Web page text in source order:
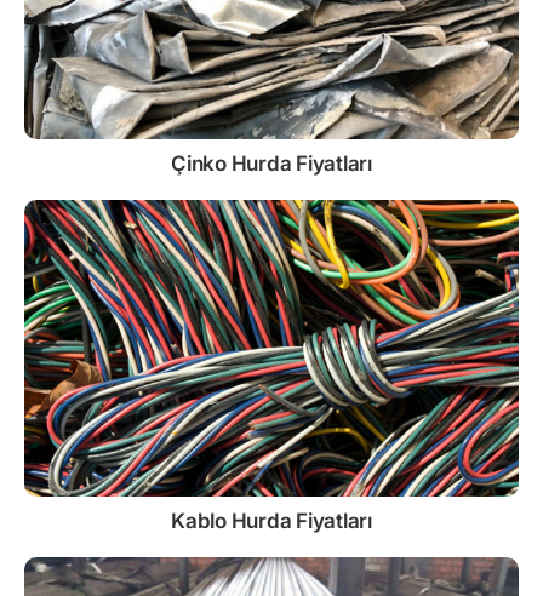
Çinko Hurda Fiyatları
Kablo Hurda Fiyatları